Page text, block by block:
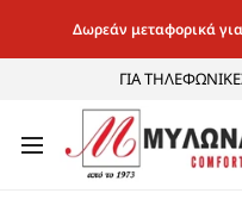
Δωρεάν μεταφορικά
ΓΙΑ